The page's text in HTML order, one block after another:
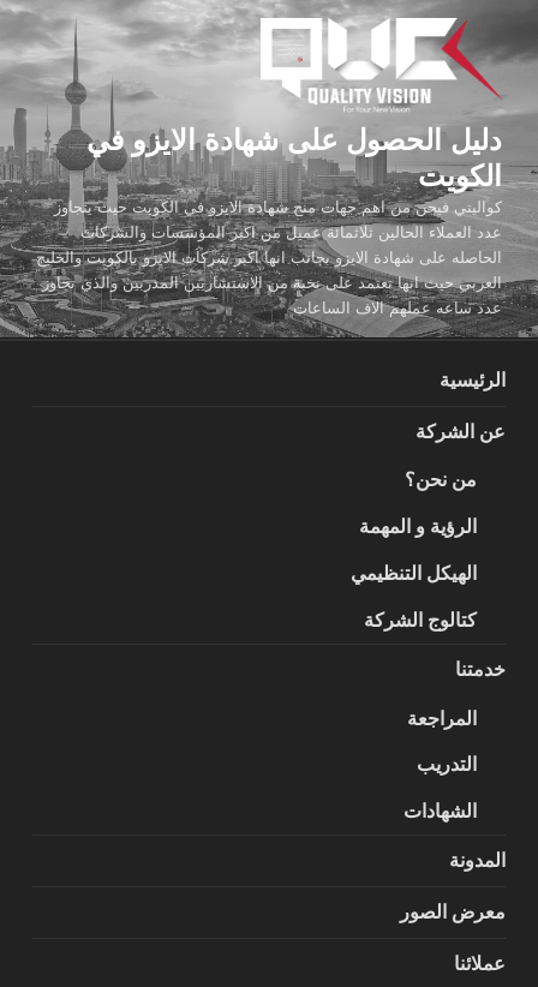
المحتوى
دليل الحصول على شهادة الايزو في
الكويت
كواليتي فيجن من اهم جهات منح شهادة الايزو في الكويت حيث يتجاوز
عدد العملاء الحالين ثلاثمائة عميل من اكبر المؤسسات والشركات
الحاصله على شهادة الايزو بجانب انها اكبر شركات الايزو بالكويت والخليج
العربي حيث انها تعتمد على نخبة من الاستشاريين المدربين والذي تجاوز
عدد ساعه عملهم الاف الساعات
الرئيسية
عن الشركة
من نحن؟
الرؤية و المهمة
الهيكل التنظيمي
كتالوج الشركة
خدمتنا
المراجعة
التدريب
الشهادات
المدونة
معرض الصور
عملائنا